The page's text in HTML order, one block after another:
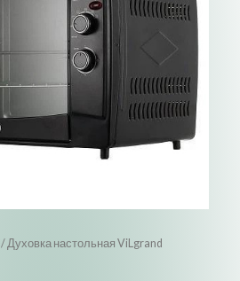
/ Духовка настольная ViLgrand